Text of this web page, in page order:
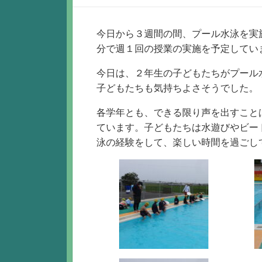
新
日
リ
ー
今日から３週間の間、プール水泳を
分で週１回の授業の実施を予定してい
今日は、２年生の子どもたちがプール
子どもたちも気持ちよさそうでした。
各学年とも、できる限り声を出すこ
ています。子どもたちは水遊びやビ
泳の経験をして、楽しい時間を過ごし